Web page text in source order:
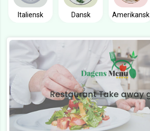
Italiensk Dansk Amerikansk